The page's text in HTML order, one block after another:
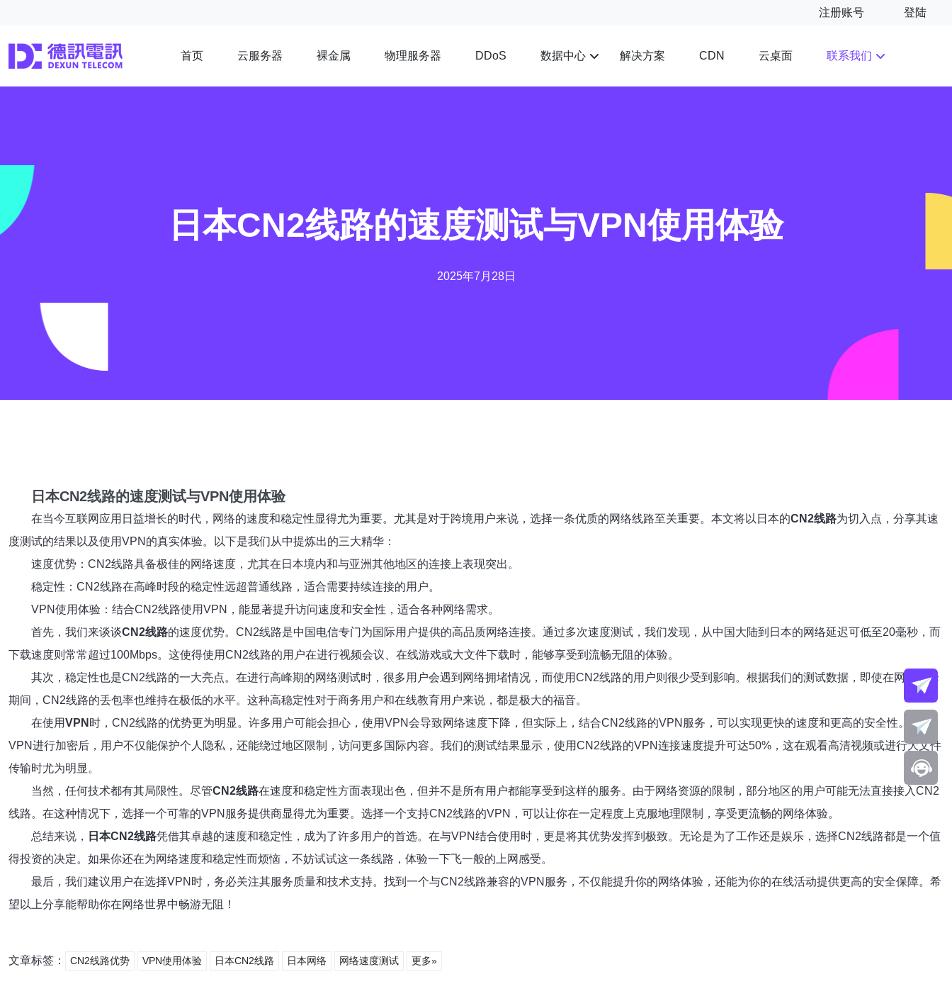
注册账号 登陆
首页 云服务器 裸金属 物理服务器 DDoS 数据中心 解决方案 CDN 云桌面 联系我们
日本CN2线路的速度测试与VPN使用体验
2025年7月28日
日本CN2线路的速度测试与VPN使用体验
在当今互联网应用日益增长的时代，网络的速度和稳定性显得尤为重要。尤其是对于跨境用户来说，选择一条优质的网络线路至关重要。本文将以日本的CN2线路为切入点，分享其速
度测试的结果以及使用VPN的真实体验。以下是我们从中提炼出的三大精华：
速度优势：CN2线路具备极佳的网络速度，尤其在日本境内和与亚洲其他地区的连接上表现突出。
稳定性：CN2线路在高峰时段的稳定性远超普通线路，适合需要持续连接的用户。
VPN使用体验：结合CN2线路使用VPN，能显著提升访问速度和安全性，适合各种网络需求。
首先，我们来谈谈CN2线路的速度优势。CN2线路是中国电信专门为国际用户提供的高品质网络连接。通过多次速度测试，我们发现，从中国大陆到日本的网络延迟可低至20毫秒，而
下载速度则常常超过100Mbps。这使得使用CN2线路的用户在进行视频会议、在线游戏或大文件下载时，能够享受到流畅无阻的体验。
其次，稳定性也是CN2线路的一大亮点。在进行高峰期的网络测试时，很多用户会遇到网络拥堵情况，而使用CN2线路的用户则很少受到影响。根据我们的测试数据，即使在网络高峰
期间，CN2线路的丢包率也维持在极低的水平。这种高稳定性对于商务用户和在线教育用户来说，都是极大的福音。
在使用VPN 时，CN2线路的优势更为明显。许多用户可能会担心，使用VPN会导致网络速度下降，但实际上，结合CN2线路的VPN服务，可以实现更快的速度和更高的安全性。通过
VPN进行加密后，用户不仅能保护个人隐私，还能绕过地区限制，访问更多国际内容。我们的测试结果显示，使用CN2线路的VPN连接速度提升可达50%，这在观看高清视频或进行大文件
传输时尤为明显。
当然，任何技术都有其局限性。尽管CN2线路在速度和稳定性方面表现出色，但并不是所有用户都能享受到这样的服务。由于网络资源的限制，部分地区的用户可能无法直接接入CN2
线路。在这种情况下，选择一个可靠的VPN服务提供商显得尤为重要。选择一个支持CN2线路的VPN，可以让你在一定程度上克服地理限制，享受更流畅的网络体验。
总结来说，
日本CN2线路凭借其卓越的速度和稳定性，成为了许多用户的首选。在与VPN结合使用时，更是将其优势发挥到极致。无论是为了工作还是娱乐，选择CN2线路都是一个值
得投资的决定。如果你还在为网络速度和稳定性而烦恼，不妨试试这一条线路，体验一下飞一般的上网感受。
最后，我们建议用户在选择VPN时，务必关注其服务质量和技术支持。找到一个与CN2线路兼容的VPN服务，不仅能提升你的网络体验，还能为你的在线活动提供更高的安全保障。希
望以上分享能帮助你在网络世界中畅游无阻！
文章标签： CN2线路优势 VPN使用体验 日本CN2线路 日本网络 网络速度测试 更多»